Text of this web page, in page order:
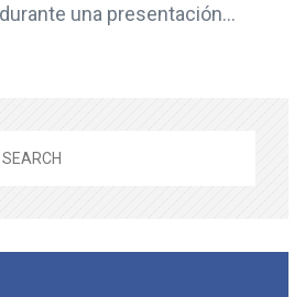
una presentación...